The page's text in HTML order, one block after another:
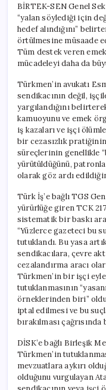
BİRTEK-SEN Genel
“yalan söylediği için
hedef alındığını”
örtülmesine müsaade
Tüm destek veren
mücadeleyi daha da
Türkmen’in avukatı
sendikacının değil,
yargılandığını
kamuoyunu ve emek
iş kazaları ve işçi
bir cezasızlık
süreçlerinin genellikle
yürütüldüğünü,
olarak göz ardı
Türk İş’e bağlı TGS
yürürlüğe giren TCK
sistematik bir baskı
“Yüzlerce gazeteci bu
tutuklandı. Bu yasa
sendikacılara, çevre
cezalandırma aracı
Türkmen’in bir işçi
tutuklanmasının
örneklerinden biri”
iptal edilmesi ve bu
bırakılması çağrısında
DİSK’e bağlı Birleşik
Türkmen’in
mevzuatlara aykırı
olduğunu vurgulayan